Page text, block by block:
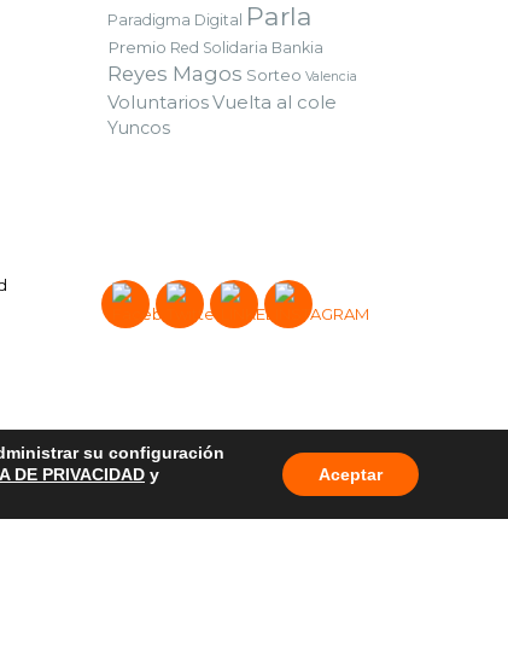
Paradigma Digital Parla
Premio Red Solidaria Bankia
Reyes Magos Sorteo Valencia
VoluntariosVuelta al cole
Yuncos
su configuración
DE PRIVACIDAD y
Aceptar